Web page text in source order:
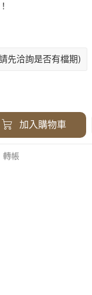
先洽詢是否有檔期)
加入購物車
轉帳